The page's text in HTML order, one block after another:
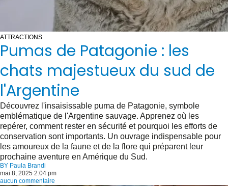
ATTRACTIONS
Pumas de Patagonie : les
chats majestueux du sud de
l'Argentine
Découvrez l'insaisissable puma de Patagonie, symbole
emblématique de l'Argentine sauvage. Apprenez où les
repérer, comment rester en sécurité et pourquoi les efforts de
conservation sont importants. Un ouvrage indispensable pour
les amoureux de la faune et de la flore qui préparent leur
prochaine aventure en Amérique du Sud.
BY Paula Brandi
mai 8, 2025 2:04 pm
aucun commentaire